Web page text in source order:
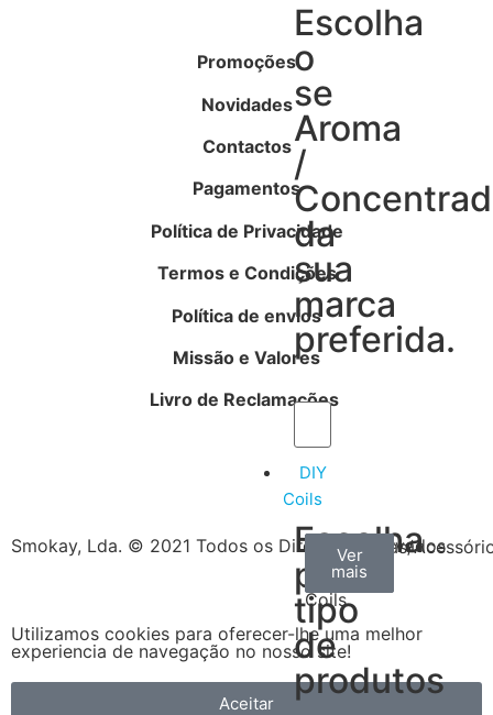
Escolha
o
se
Aroma
/
da
sua
marca
preferida.
DIY
Coils
Escolha
por
tipo
de
produtos
Arame
Coils
Ver
mais
Algodão
Ver
mais
Ferramentas/
Ver
mais
Promoções
Novidades
Contactos
Pagamentos
Política de Privacidade
Termos e Condições
Política de envios
Missão e Valores
Livro de Reclamações
Smokay, Lda. © 2021 Todos os Direitos Reservados
Utilizamos cookies para oferecer-lhe uma melhor
experiencia de navegação no nosso site!
Aceitar